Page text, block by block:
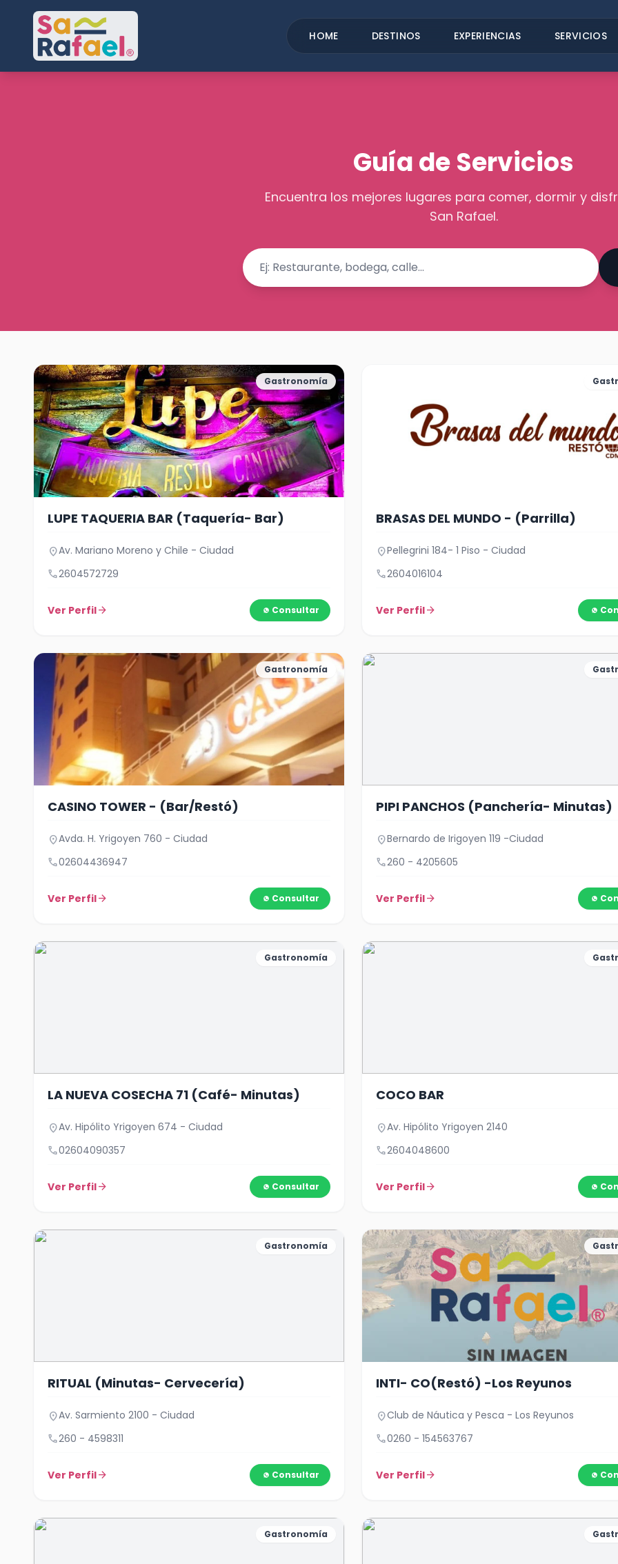
HOME DESTINOS EXPERIENCIAS SERVICIOS
Guía de Servicios
Encuentra los mejores lugares para comer, dormir y
San Rafael.
Gastronomía
LUPE TAQUERIA BAR (Taquería- Bar)
location_onAv. Mariano Moreno y Chile - Ciudad
call2604572729
Ver Perfilarrow_forward Consultar
BRASAS DEL MUNDO - (Parrilla)
location_onPellegrini 184- 1 Piso - Ciudad
call2604016104
Ver Perfilarrow_forward
Gastronomía
CASINO TOWER - (Bar/Restó)
location_onAvda. H. Yrigoyen 760 - Ciudad
call02604436947
Ver Perfilarrow_forward Consultar
PIPI PANCHOS (Panchería- Minutas)
location_onBernardo de Irigoyen 119 -Ciudad
call260 - 4205605
Ver Perfilarrow_forward
Gastronomía
LA NUEVA COSECHA 71 (Café- Minutas)
location_onAv. Hipólito Yrigoyen 674 - Ciudad
call02604090357
Ver Perfilarrow_forward Consultar
COCO BAR
location_onAv. Hipólito Yrigoyen 2140
call2604048600
Ver Perfilarrow_forward
Gastronomía
RITUAL (Minutas- Cervecería)
location_onAv. Sarmiento 2100 - Ciudad
call260 - 4598311
Ver Perfilarrow_forward Consultar
INTI- CO(Restó) -Los Reyunos
location_onClub de Náutica y Pesca - Los Reyunos
call0260 - 154563767
Ver Perfilarrow_forward
Gastronomía